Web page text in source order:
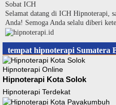
Langsung
ke
konten
Sobat ICH
Selamat datang di ICH Hipnoterapi,
Anda! Semoga Anda selalu diberi
tempat hipnoterapi Sumatera
Hipnoterapi Online
Hipnoterapi Kota Solok
Hipnoterapi Terdekat